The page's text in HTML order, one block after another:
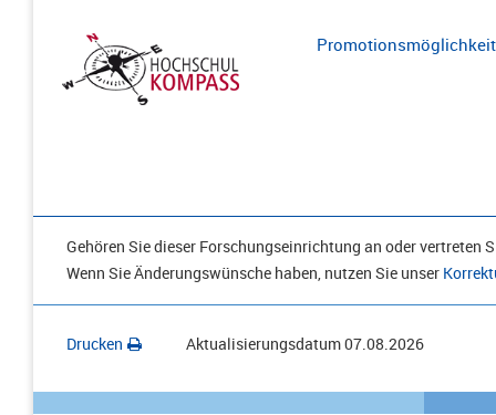
Gehören Sie dieser Forschungseinrichtung an oder vertreten
Wenn Sie Änderungswünsche haben, nutzen Sie unser
Drucken Aktualisierungsdatum07.08.2026